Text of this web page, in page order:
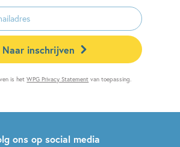
Naar inschrijven
is hetWPG Privacy Statement van toepassing.
ons op social media